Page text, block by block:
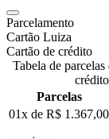
Parcelamento
Cartão Luiza
Cartão de crédito
Tabela de parcelas
crédito
Parcelas
01x de R$ 1.367,00